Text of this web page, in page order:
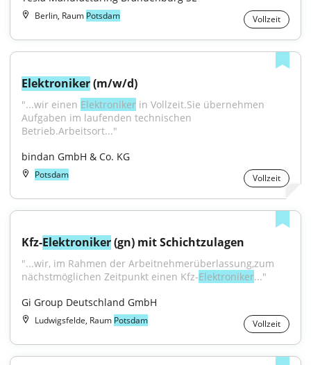
Berlin, Raum Potsdam Vollzeit
Elektroniker (m/w/d)
"...wir einen Elektroniker in Vollzeit.Sie übernehmen
Aufgaben im laufenden technischen
Betrieb.Arbeitsort..."
bindan GmbH & Co. KG
Potsdam Vollzeit
Kfz-Elektroniker (gn) mit Schichtzulagen
"...wir, im Rahmen der Arbeitnehmerüberlassung,zum
nächstmöglichen Zeitpunkt einen Kfz-Elektroniker..."
Gi Group Deutschland GmbH
Ludwigsfelde, Raum Potsdam Vollzeit